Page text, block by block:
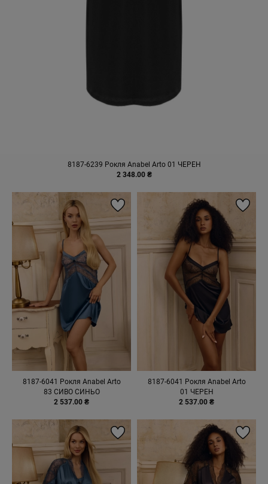
8187-6239 Рокля Anabel Arto 01 ЧЕРЕН
2 348.00 ₴
8187-6041 Рокля Anabel Arto
83 СИВО СИНЬО
2 537.00 ₴
8187-6041 Рокля Anabel Arto
01 ЧЕРЕН
2 537.00 ₴